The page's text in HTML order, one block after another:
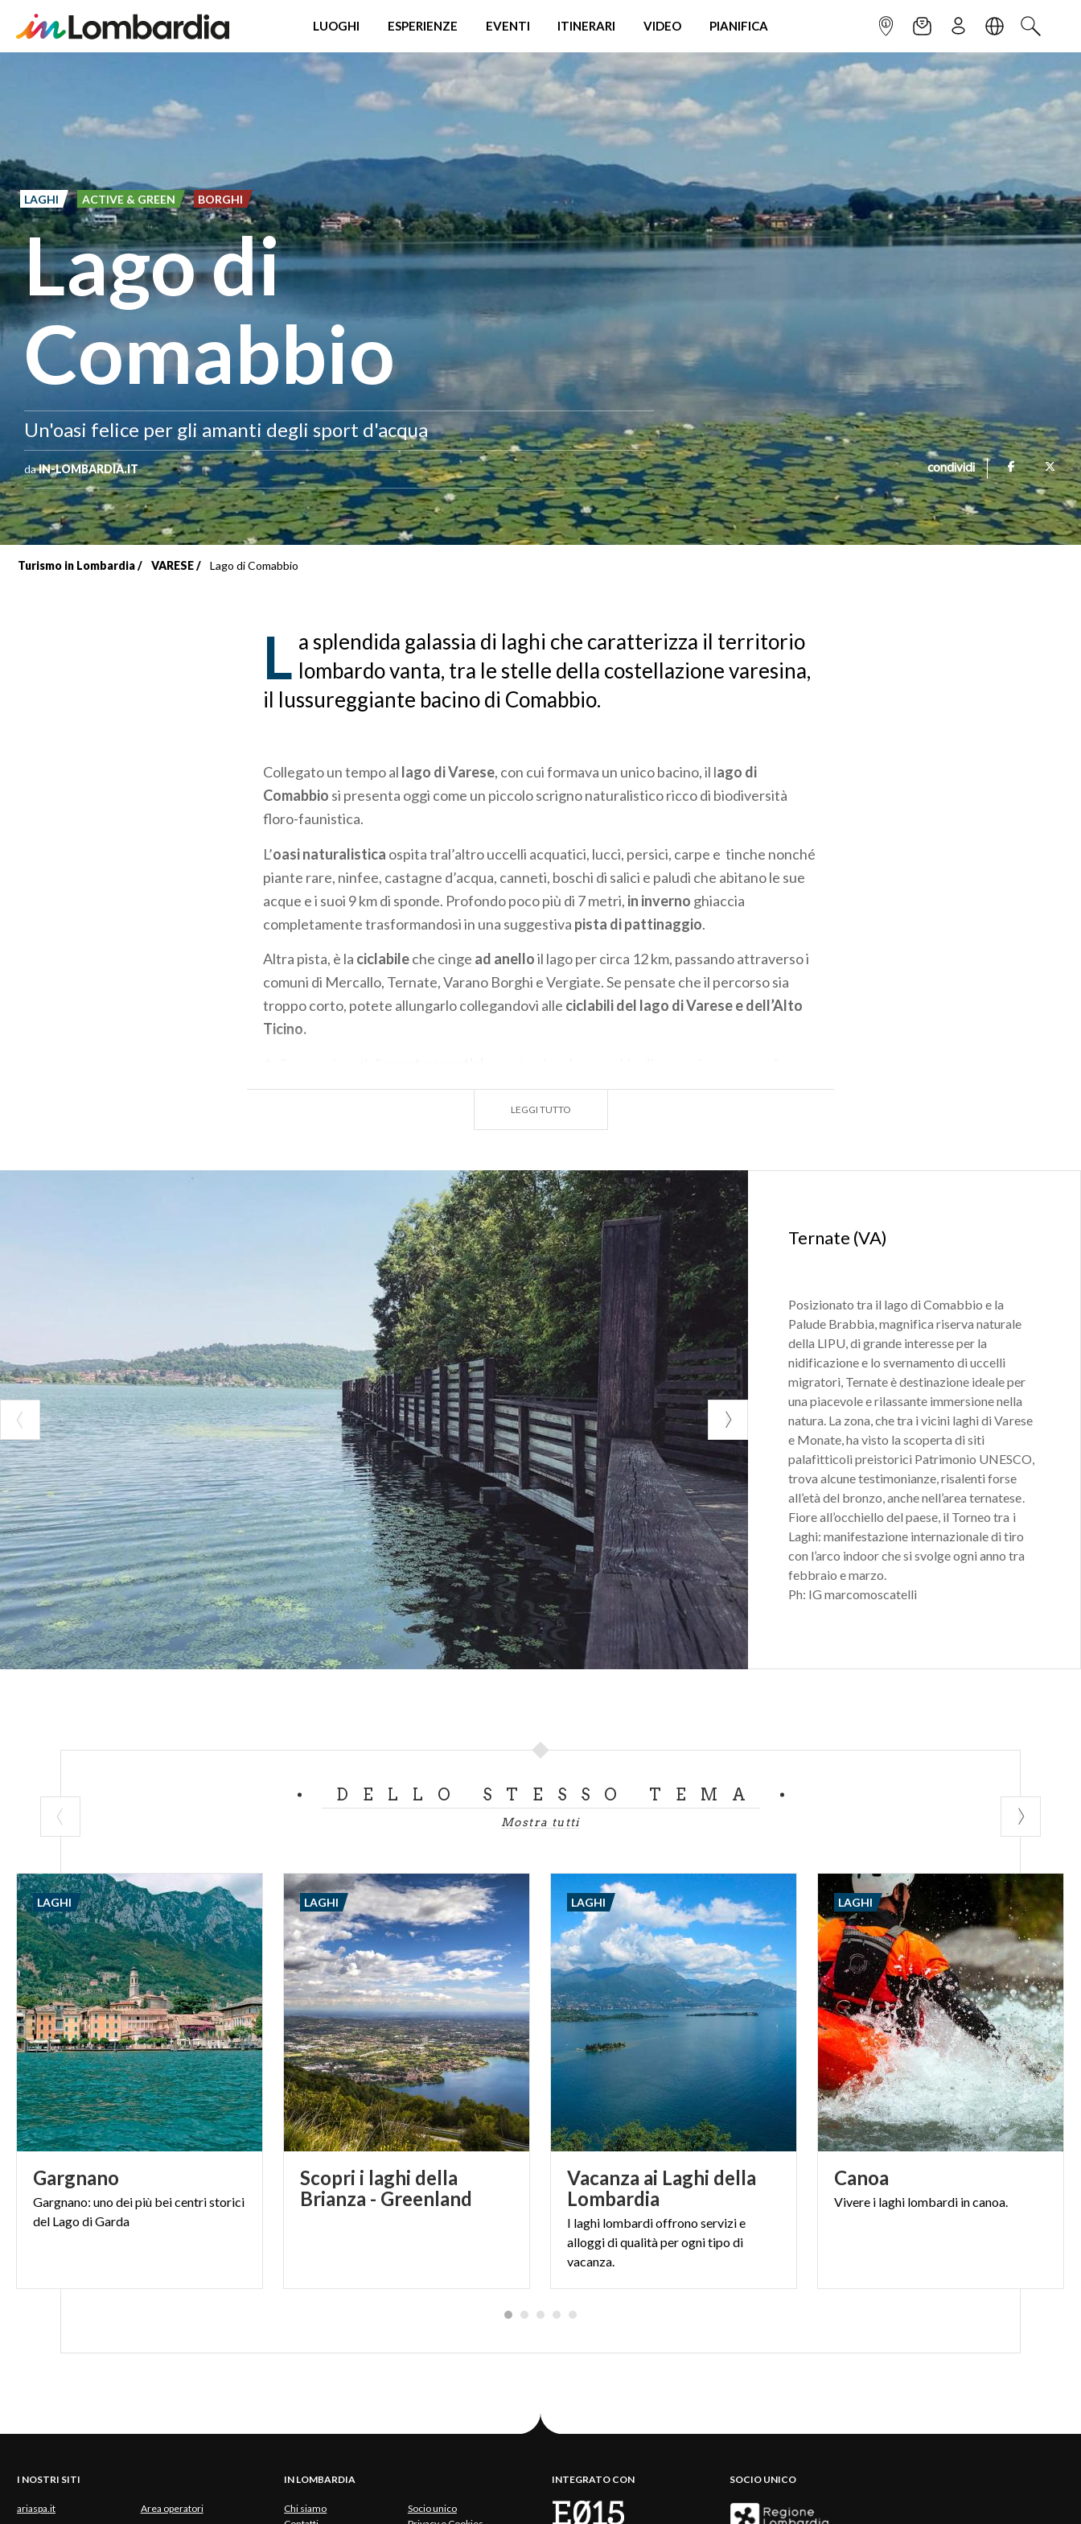
LUOGHI ESPERIENZE EVENTI ITINERARI VIDEO PIANIFICA INFOPOINTNEWSLETTER
ISCRIVITILINGUACERCA
LAGHI ACTIVE & GREEN BORGHI
Lago di
Comabbio
Un'oasi felice per gli amanti degli sport d'acqua
daIN-LOMBARDIA.IT condividi
Turismo in Lombardia VARESE Lago di Comabbio
L a splendida galassia di laghi che caratterizza il territorio
lombardo vanta, tra le stelle della costellazione varesina,
il lussureggiante bacino di Comabbio.
Collegato un tempo al lago di Varese, con cui formava un unico bacino, il lago di
Comabbio si presenta oggi come un piccolo scrigno naturalistico ricco di biodiversità
floro-faunistica.
L’oasi naturalistica ospita tral’altro uccelli acquatici, lucci, persici, carpe e tinche nonché
piante rare, ninfee, castagne d’acqua, canneti, boschi di salici e paludi che abitano le sue
acque e i suoi 9 km di sponde. Profondo poco più di 7 metri, in inverno ghiaccia
completamente trasformandosi in una suggestiva pista di pattinaggio.
Altra pista, è la ciclabileche cinge ad anelloil lago per circa 12 km, passando attraverso i
comuni di Mercallo, Ternate, Varano Borghi e Vergiate. Se pensate che il percorso sia
troppo corto, potete allungarlo collegandovi alle ciclabili del lago di Varese e dell’Alto
Ticino.
emozioni.
centinaia di atleti provenienti da tutto il mondo si sfidano e sfilano sulle sue splendide
acque,in un’incredibile cornice naturalistica che aggiunge fascino alla competizione.
Comabbio riserva grandi emozioni anche agliamanti della pesca
, grazie alla varietà di
specie ittiche presenti nel bacino. Lapraticaèconsentita con i necessari permessi
senza l’utilizzo di imbarcazioni a motore.
Parola d’ordine: silenzio e contemplazione.
LEGGI TUTTO
Ternate (VA)
Posizionato tra il lago di Comabbio e la
Palude Brabbia, magnifica riserva naturale
della LIPU, di grande interesse per la
nidificazione e lo svernamento di uccelli
migratori, Ternate è destinazione ideale per
una piacevole e rilassante immersione nella
natura. La zona, che tra i vicini laghi di Varese
e Monate, ha visto la scoperta di siti
palafitticoli preistorici Patrimonio UNESCO,
trova alcune testimonianze, risalenti forse
all’età del bronzo, anche nell’area ternatese.
Fiore all’occhiello del paese, il Torneo tra i
Laghi: manifestazione internazionale di tiro
con l’arco indoor che si svolge ogni anno tra
febbraio e marzo.
Ph: IG marcomoscatelli
DELLO STESSO TEMA
Mostra tutti
Gargnano
Gargnano: unodeipiù beicentristorici
del LagodiGarda
LAGHI
Scopri i laghi della
Brianza - Greenland
LAGHI
Vacanza ai Laghi della
Lombardia
I laghi lombardi offrono servizi e
alloggi di qualità per ogni tipo di
vacanza.
LAGHI
Canoa
Vivere i laghi lombardi incanoa.
LAGHI
I NOSTRI SITI
ariaspa.it Area operatori
IN LOMBARDIA
Chi siamo
Socio unico
INTEGRATO CON SOCIO UNICO